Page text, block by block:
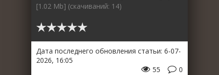
[1.02 Mb] (cкачиваний: 14)
Дата последнего обновления статьи: 6-07-
2026, 16:05
0
55